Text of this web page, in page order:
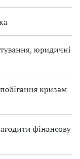
юридичні
кризам
фінансову